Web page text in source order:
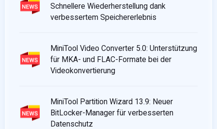
Schnellere Wiederherstellung dank
verbessertem Speichererlebnis
MiniTool Video Converter 5.0: Unterstützung
für MKA- und FLAC-Formate bei der
Videokonvertierung
MiniTool Partition Wizard 13.9: Neuer
BitLocker-Manager für verbesserten
Datenschutz